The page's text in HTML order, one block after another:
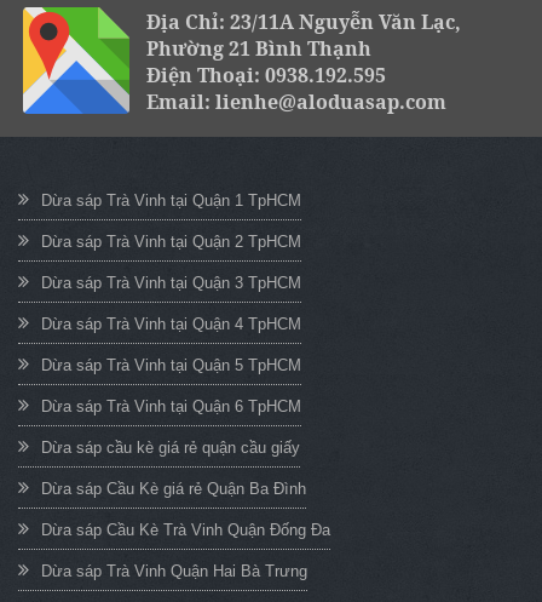
Địa Chỉ: 23/11A Nguyễn Văn Lạc,
Phường 21 Bình Thạnh
Điện Thoại: 0938.192.595
Email: lienhe@aloduasap.com
Dừa sáp Trà Vinh tại Quận 1 TpHCM
Dừa sáp Trà Vinh tại Quận 2 TpHCM
Dừa sáp Trà Vinh tại Quận 3 TpHCM
Dừa sáp Trà Vinh tại Quận 4 TpHCM
Dừa sáp Trà Vinh tại Quận 5 TpHCM
Dừa sáp Trà Vinh tại Quận 6 TpHCM
Dừa sáp cầu kè giá rẻ quận cầu giấy
Dừa sáp Cầu Kè giá rẻ Quận Ba Đình
Dừa sáp Cầu Kè Trà Vinh Quận Đống Đa
Dừa sáp Trà Vinh Quận Hai Bà Trưng